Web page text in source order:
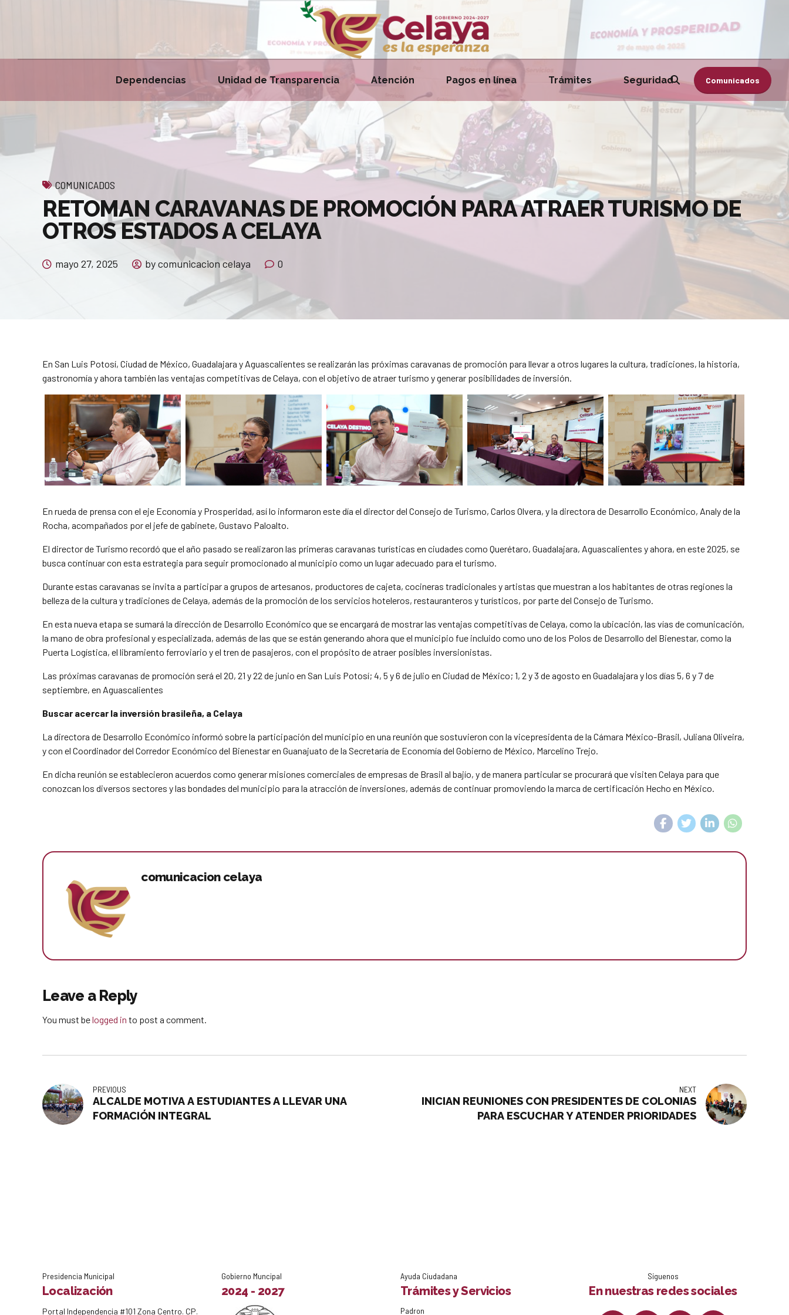
Comunicados
Dependencias Unidad de Transparencia Atención Pagos en línea Trámites Seguridad
COMUNICADOS
RETOMAN CARAVANAS DE PROMOCIÓN PARA ATRAER TURISMO DE
OTROS ESTADOS A CELAYA
mayo 27, 2025 by comunicacion celaya 0
En San Luis Potosí, Ciudad de México, Guadalajara y Aguascalientes se realizarán las próximas caravanas de promoción para llevar a otros lugares la cultura, tradiciones, la historia,
gastronomía y ahora también las ventajas competitivas de Celaya, con el objetivo de atraer turismo y generar posibilidades de inversión.
En rueda de prensa con el eje Economía y Prosperidad, así lo informaron este día el director del Consejo de Turismo, Carlos Olvera, y la directora de Desarrollo Económico, Analy de la
Rocha, acompañados por el jefe de gabinete, Gustavo Paloalto.
El director de Turismo recordó que el año pasado se realizaron las primeras caravanas turísticas en ciudades como Querétaro, Guadalajara, Aguascalientes y ahora, en este 2025, se
busca continuar con esta estrategia para seguir promocionado al municipio como un lugar adecuado para el turismo.
Durante estas caravanas se invita a participar a grupos de artesanos, productores de cajeta, cocineras tradicionales y artistas que muestran a los habitantes de otras regiones la
belleza de la cultura y tradiciones de Celaya, además de la promoción de los servicios hoteleros, restauranteros y turísticos, por parte del Consejo de Turismo.
En esta nueva etapa se sumará la dirección de Desarrollo Económico que se encargará de mostrar las ventajas competitivas de Celaya, como la ubicación, las vías de comunicación,
la mano de obra profesional y especializada, además de las que se están generando ahora que el municipio fue incluido como uno de los Polos de Desarrollo del Bienestar, como la
Puerta Logística, el libramiento ferroviario y el tren de pasajeros, con el propósito de atraer posibles inversionistas.
Las próximas caravanas de promoción será el 20, 21 y 22 de junio en San Luis Potosí; 4, 5 y 6 de julio en Ciudad de México; 1, 2 y 3 de agosto en Guadalajara y los días 5, 6 y 7 de
septiembre, en Aguascalientes
Buscar acercar la inversión brasileña, a Celaya
La directora de Desarrollo Económico informó sobre la participación del municipio en una reunión que sostuvieron con la vicepresidenta de la Cámara México-Brasil, Juliana Oliveira,
y con el Coordinador del Corredor Económico del Bienestar en Guanajuato de la Secretaría de Economía del Gobierno de México, Marcelino Trejo.
En dicha reunión se establecieron acuerdos como generar misiones comerciales de empresas de Brasil al bajío, y de manera particular se procurará que visiten Celaya para que
conozcan los diversos sectores y las bondades del municipio para la atracción de inversiones, además de continuar promoviendo la marca de certificación Hecho en México.
comunicacion celaya
Leave a Reply
You must belogged in to post a comment.
PREVIOUS
ALCALDE MOTIVA A ESTUDIANTES A LLEVAR UNA
FORMACIÓN INTEGRAL
NEXT
INICIAN REUNIONES CON PRESIDENTES DE COLONIAS
PARA ESCUCHAR Y ATENDER PRIORIDADES
Presidencia Municipal
Localización
Portal Independencia #101 Zona Centro. CP.
Gobierno Muncipal
2024 - 2027
Ayuda Ciudadana
Trámites y Servicios
Padron
Síguenos
En nuestras redes sociales